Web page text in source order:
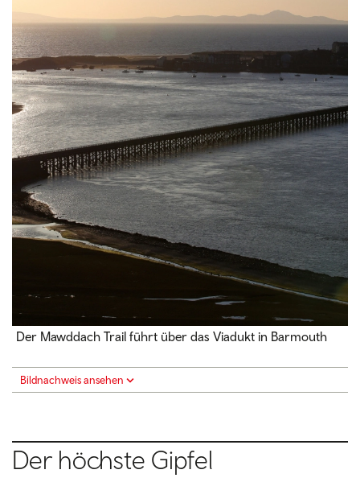
Der Mawddach Trail führt über das Viadukt in Barmouth
Bildnachweis ansehen
Der höchste Gipfel